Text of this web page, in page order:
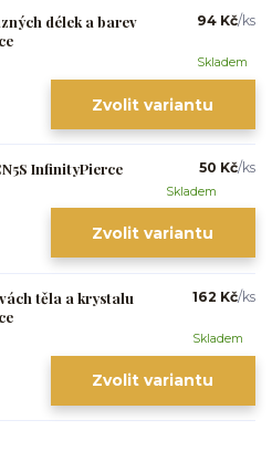
délek a barev
94 Kč/ks
Skladem
Zvolit variantu
InfinityPierce 50 Kč/ks
Skladem
Zvolit variantu
těla a krystalu
162 Kč/ks
Skladem
Zvolit variantu